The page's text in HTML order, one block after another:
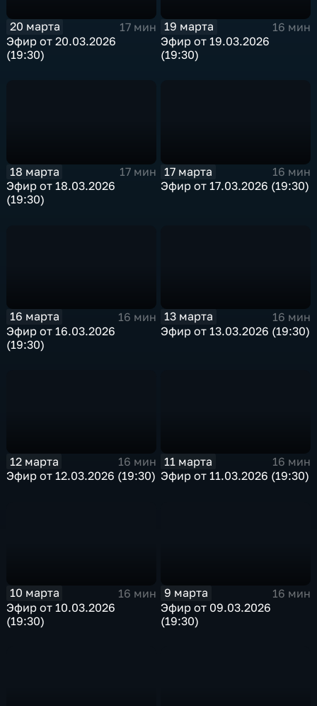
20 марта
17 мин
Эфир от 20.03.2026
(19:30)
19 марта
16 мин
Эфир от 19.03.2026
(19:30)
18 марта
17 мин
Эфир от 18.03.2026
(19:30)
17 марта
16 мин
Эфир от 17.03.2026 (19:30)
16 марта
16 мин
Эфир от 16.03.2026
(19:30)
13 марта
16 мин
Эфир от 13.03.2026 (19:30)
12 марта
16 мин
Эфир от 12.03.2026 (19:30)
11 марта
16 мин
Эфир от 11.03.2026 (19:30)
10 марта
16 мин
Эфир от 10.03.2026
(19:30)
9 марта
16 мин
Эфир от 09.03.2026
(19:30)